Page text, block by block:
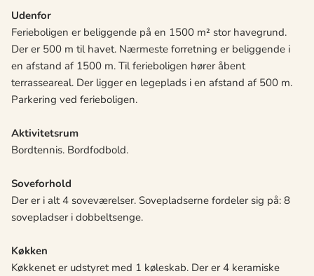
Udenfor
Ferieboligen er beliggende på en 1500 m² stor havegrund.
Der er 500 m til havet. Nærmeste forretning er beliggende i
en afstand af 1500 m. Til ferieboligen hører åbent
terrasseareal. Der ligger en legeplads i en afstand af 500 m.
Parkering ved ferieboligen.
Aktivitetsrum
Bordtennis. Bordfodbold.
Soveforhold
Der er i alt 4 soveværelser. Sovepladserne fordeler sig på: 8
sovepladser i dobbeltsenge.
Køkken
Køkkenet er udstyret med 1 køleskab. Der er 4 keramiske